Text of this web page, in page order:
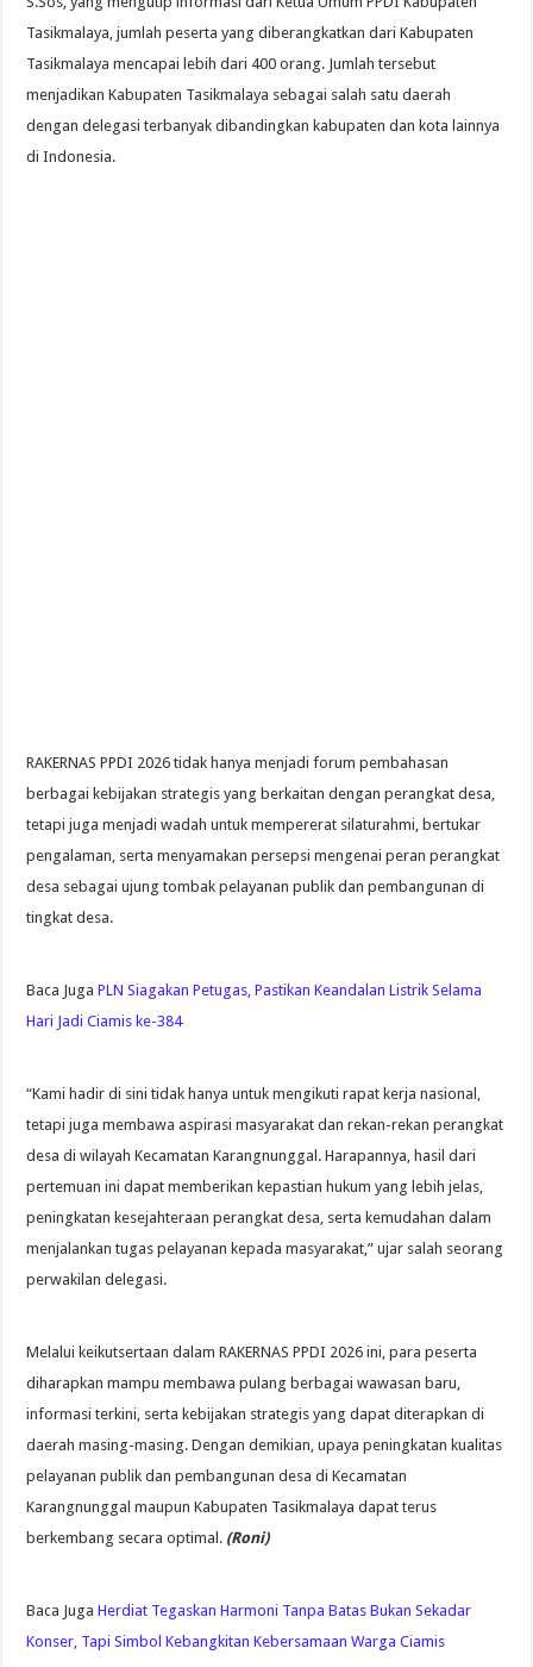
Tasikmalaya, jumlah peserta yang diberangkatkan dari Kabupaten
Tasikmalaya mencapai lebih dari 400 orang. Jumlah tersebut
menjadikan Kabupaten Tasikmalaya sebagai salah satu daerah
dengan delegasi terbanyak dibandingkan kabupaten dan kota lainnya
di Indonesia.
RAKERNAS PPDI 2026 tidak hanya menjadi forum pembahasan
berbagai kebijakan strategis yang berkaitan dengan perangkat desa,
tetapi juga menjadi wadah untuk mempererat silaturahmi, bertukar
pengalaman, serta menyamakan persepsi mengenai peran perangkat
desa sebagai ujung tombak pelayanan publik dan pembangunan di
tingkat desa.
Baca JugaPLN Siagakan Petugas, Pastikan Keandalan Listrik Selama
Hari Jadi Ciamis ke-384
“Kami hadir di sini tidak hanya untuk mengikuti rapat kerja nasional,
tetapi juga membawa aspirasi masyarakat dan rekan-rekan perangkat
desa di wilayah Kecamatan Karangnunggal. Harapannya, hasil dari
pertemuan ini dapat memberikan kepastian hukum yang lebih jelas,
peningkatan kesejahteraan perangkat desa, serta kemudahan dalam
menjalankan tugas pelayanan kepada masyarakat,” ujar salah seorang
perwakilan delegasi.
Melalui keikutsertaan dalam RAKERNAS PPDI 2026 ini, para peserta
diharapkan mampu membawa pulang berbagai wawasan baru,
informasi terkini, serta kebijakan strategis yang dapat diterapkan di
daerah masing-masing. Dengan demikian, upaya peningkatan kualitas
pelayanan publik dan pembangunan desa di Kecamatan
Karangnunggal maupun Kabupaten Tasikmalaya dapat terus
berkembang secara optimal. (Roni)
Baca JugaHerdiat Tegaskan Harmoni Tanpa Batas Bukan Sekadar
Konser, Tapi Simbol Kebangkitan Kebersamaan Warga Ciamis